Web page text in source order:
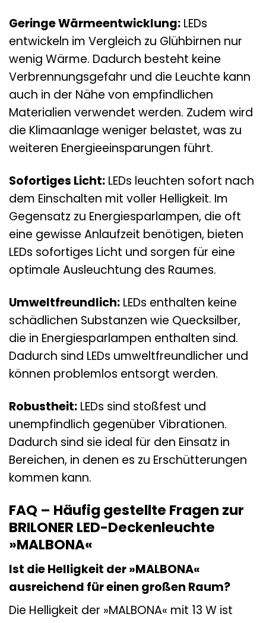
Geringe Wärmeentwicklung: LEDs
entwickeln im Vergleich zu Glühbirnen nur
wenig Wärme. Dadurch besteht keine
Verbrennungsgefahr und die Leuchte kann
auch in der Nähe von empfindlichen
Materialien verwendet werden. Zudem wird
die Klimaanlage weniger belastet, was zu
weiteren Energieeinsparungen führt.
Sofortiges Licht: LEDs leuchten sofort nach
dem Einschalten mit voller Helligkeit. Im
Gegensatz zu Energiesparlampen, die oft
eine gewisse Anlaufzeit benötigen, bieten
LEDs sofortiges Licht und sorgen für eine
optimale Ausleuchtung des Raumes.
Umweltfreundlich: LEDs enthalten keine
schädlichen Substanzen wie Quecksilber,
die in Energiesparlampen enthalten sind.
Dadurch sind LEDs umweltfreundlicher und
können problemlos entsorgt werden.
Robustheit: LEDs sind stoßfest und
unempfindlich gegenüber Vibrationen.
Dadurch sind sie ideal für den Einsatz in
Bereichen, in denen es zu Erschütterungen
kommen kann.
FAQ – Häufig gestellte Fragen zur
BRILONER LED-Deckenleuchte
»MALBONA«
Ist die Helligkeit der »MALBONA«
ausreichend für einen großen Raum?
Die Helligkeit der »MALBONA« mit 13 W ist